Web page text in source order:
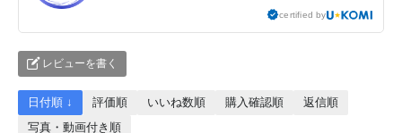
certified by
レビューを書く
日付順 ↓ 評価順 いいね数順 購入確認順
返信順
写真・動画付き順